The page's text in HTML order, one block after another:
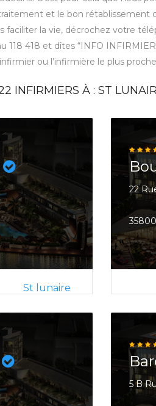
et le bon rétablissement
faciliter la vie, décrochez votre
118 418 et dîtes “INFO
ou l’infirmière le plus
INFIRMIERS À : ST
St lunaire
22
5 B